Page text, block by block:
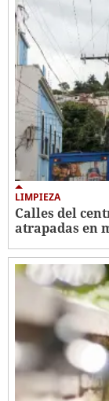
LIMPIEZA
Calles del
atrapadas en